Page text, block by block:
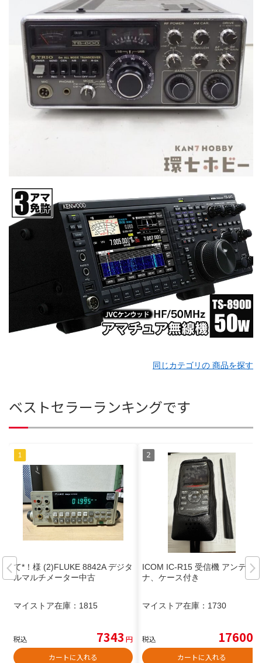
同じカテゴリの 商品を探す
ベストセラーランキングです
て*！様 (2)FLUKE 8842A デジタ
ルマルチメーター中古
マイストア在庫： 1815
税込 7343 円
カートに入れる
ICOM IC-R15 受信機 アンテ
ナ、ケース付き
マイストア在庫： 1730
税込 17600
カートに入れる